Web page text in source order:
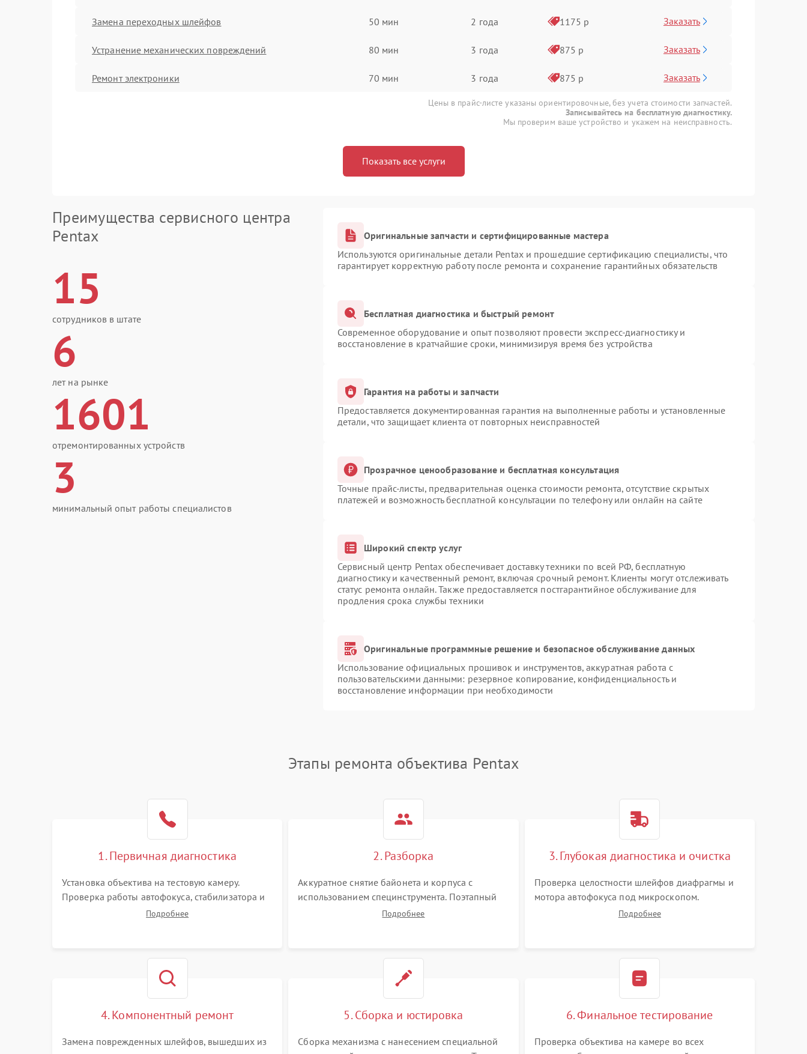
Замена переходных шлейфов 50 мин 2 года 1175 р Заказать
Устранение механических повреждений 80 мин 3 года 875 р Заказать
Ремонт электроники 70 мин 3 года 875 р Заказать
Цены в прайс-листе указаны ориентировочные, без учета стоимости запчастей.
Записывайтесь на бесплатную диагностику.
Мы проверим ваше устройство и укажем на неисправность.
Показать все услуги
Преимущества сервисного центра
Pentax
15
сотрудников в штате
6
лет на рынке
1601
отремонтированных устройств
3
минимальный опыт работы специалистов
Оригинальные запчасти и сертифицированные мастера
Используются оригинальные детали Pentax и прошедшие сертификацию специалисты, что
гарантирует корректную работу после ремонта и сохранение гарантийных обязательств
Бесплатная диагностика и быстрый ремонт
Современное оборудование и опыт позволяют провести экспресс-диагностику и
восстановление в кратчайшие сроки, минимизируя время без устройства
Гарантия на работы и запчасти
Предоставляется документированная гарантия на выполненные работы и установленные
детали, что защищает клиента от повторных неисправностей
Прозрачное ценообразование и бесплатная консультация
Точные прайс-листы, предварительная оценка стоимости ремонта, отсутствие скрытых
платежей и возможность бесплатной консультации по телефону или онлайн на сайте
Широкий спектр услуг
Сервисный центр Pentax обеспечивает доставку техники по всей РФ, бесплатную
диагностику и качественный ремонт, включая срочный ремонт. Клиенты могут отслеживать
статус ремонта онлайн. Также предоставляется постгарантийное обслуживание для
продления срока службы техники
Оригинальные программные решение и безопасное обслуживание данных
Использование официальных прошивок и инструментов, аккуратная работа с
пользовательскими данными: резервное копирование, конфиденциальность и
восстановление информации при необходимости
Этапы ремонта объектива Pentax
1. Первичная диагностика
Установка объектива на тестовую камеру.
Проверка работы автофокуса, стабилизатора и
плавности хода колец зума и фокусировки.
Подробнее
2. Разборка
Аккуратное снятие байонета и корпуса с
использованием специнструмента. Поэтапный
демонтаж оптических блоков, шлейфов и
Подробнее
3. Глубокая диагностика и очистка
Проверка целостности шлейфов диафрагмы и
мотора автофокуса под микроскопом.
Тестирование работы электромагнитного
Подробнее
4. Компонентный ремонт
Замена поврежденных шлейфов, вышедших из
5. Сборка и юстировка
Сборка механизма с нанесением специальной
6. Финальное тестирование
Проверка объектива на камере во всех